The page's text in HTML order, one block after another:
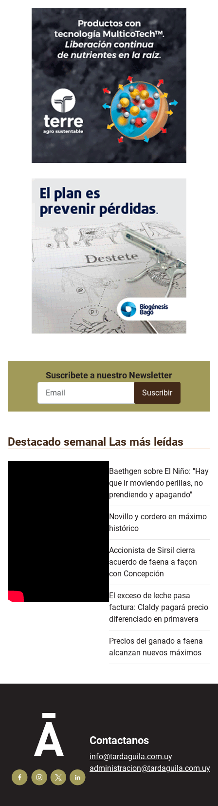
Suscribete a nuestro Newsletter
Destacado semanal Las más leídas
Baethgen sobre El Niño: "Hay
que ir moviendo perillas, no
prendiendo y apagando"
Novillo y cordero en máximo
histórico
Accionista de Sirsil cierra
acuerdo de faena a façon
con Concepción
El exceso de leche pasa
factura: Claldy pagará precio
diferenciado en primavera
Precios del ganado a faena
alcanzan nuevos máximos
Contactanos
info@tardaguila.com.uy
administracion@tardaguila.com.uy